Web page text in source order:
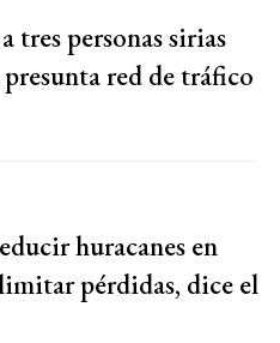
tres personas sirias
red de tráfico
huracanes en
pérdidas, dice el